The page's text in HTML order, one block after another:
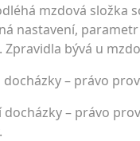
mzdová složka
nastavení,
Zpravidla bývá u
docházky – právo
docházky – právo